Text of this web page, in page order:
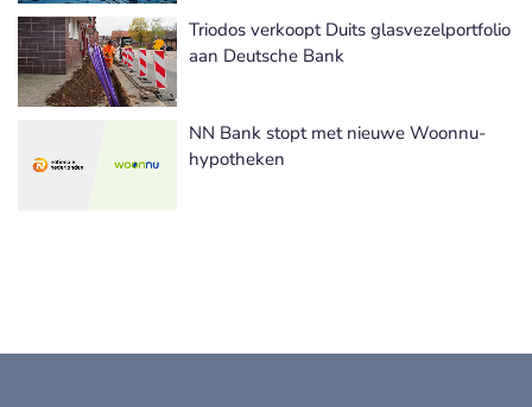
Triodos verkoopt Duits glasvezelportfolio
aan Deutsche Bank
NN Bank stopt met nieuwe Woonnu-
hypotheken